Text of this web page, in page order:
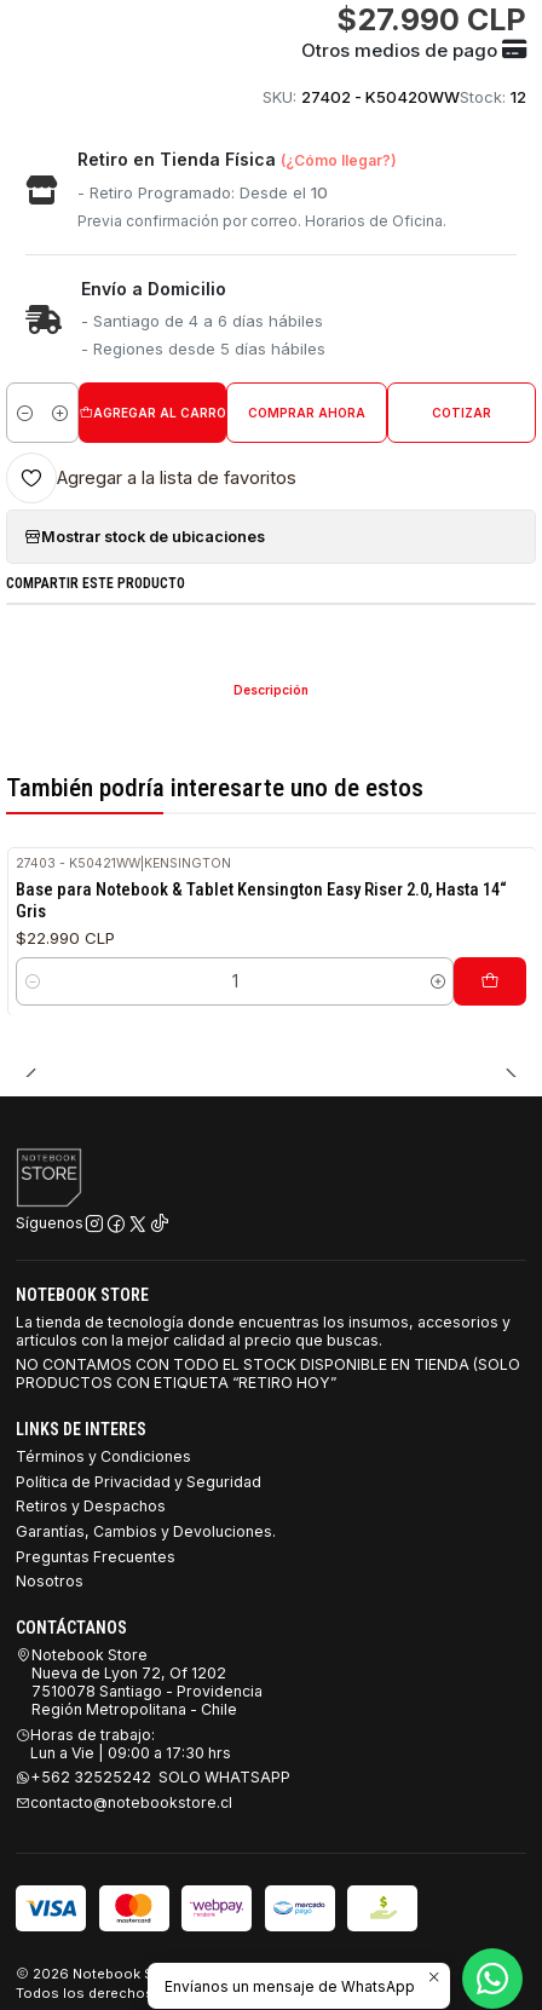
$27.990 CLP
Otros medios de pago
SKU: 27402 - K50420WWStock: 12
Retiro en Tienda Física (¿Cómo llegar?)
- Retiro Programado: Desde el10
Previa confirmación por correo. Horarios de Oficina.
Envío a Domicilio
- Santiago de 4 a 6 días hábiles
- Regiones desde 5 días hábiles
Cantidad
AGREGAR AL CARRO COMPRAR AHORA COTIZAR
Agregar a la lista de favoritos
Mostrar stock de ubicaciones
COMPARTIR ESTE PRODUCTO
Descripción
También podría interesarte uno de estos
27403 - K50421WW KENSINGTON
Base para Notebook & Tablet Kensington Easy Riser 2.0, Hasta 14“
Gris
$22.990 CLP
Cantidad
Síguenos
NOTEBOOK STORE
La tienda de tecnología donde encuentras los insumos, accesorios y
artículos con la mejor calidad al precio que buscas.
NO CONTAMOS CON TODO EL STOCK DISPONIBLE EN TIENDA (SOLO
PRODUCTOS CON ETIQUETA “RETIRO HOY”
LINKS DE INTERES
Términos y Condiciones
Política de Privacidad y Seguridad
Retiros y Despachos
Garantías, Cambios y Devoluciones.
Preguntas Frecuentes
Nosotros
CONTÁCTANOS
Notebook Store
Nueva de Lyon 72, Of 1202
7510078 Santiago - Providencia
Región Metropolitana - Chile
Horas de trabajo:
Lun a Vie | 09:00 a 17:30 hrs
+562 32525242 SOLO WHATSAPP
contacto@notebookstore.cl
2026 Notebook Store.
Todos los derechos reservados.Desarrollado por Jumpseller
Envíanos un mensaje de WhatsApp